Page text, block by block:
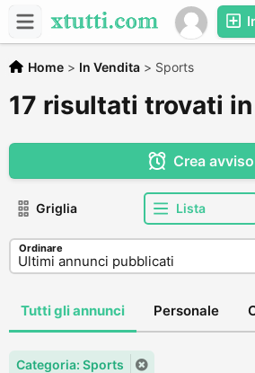
Home > In Vendita > Sports
17 risultati trovati
Crea avviso
Griglia Lista
Ordinare
Tutti gli annunci Personale
Categoria: Sports